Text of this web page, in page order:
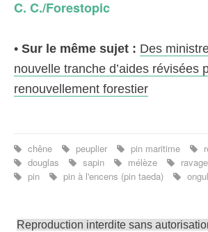
C. C./Forestopic
• Sur le même sujet : Des
nouvelle tranche d’aides révisées
renouvellement forestier
chêne peuplier pin maritime
douglas
sapin mélèze
pin
pin à l'encens (pin taeda)
Reproduction interdite sans